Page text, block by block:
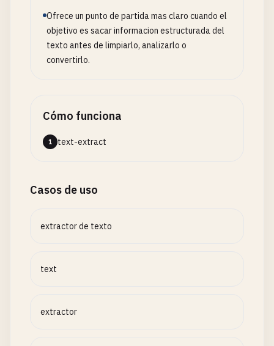
Ofrece un punto de partida mas claro cuando el
objetivo es sacar informacion estructurada del
texto antes de limpiarlo, analizarlo o
convertirlo.
Cómo funciona
1 text-extract
Casos de uso
extractor de texto
text
extractor